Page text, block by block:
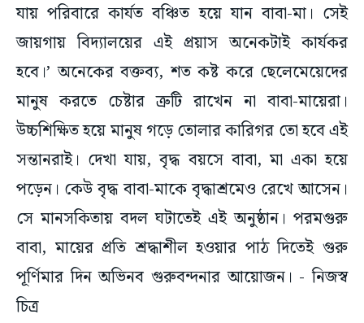
যায় পরিবারে কার্যত বঞ্চিত হয়ে যান বাবা-মা। সেই
জায়গায় বিদ্যালয়ের এই প্রয়াস অনেকটাই কার্যকর
হবে।’ অনেকের বক্তব্য, শত কষ্ট করে ছেলেমেয়েদের
মানুষ করতে চেষ্টার ত্রুটি রাখেন না বাবা-মায়েরা।
উচ্চশিক্ষিত হয়ে মানুষ গড়ে তোলার কারিগর তো হবে এই
সন্তানরাই। দেখা যায়, বৃদ্ধ বয়সে বাবা, মা একা হয়ে
পড়েন। কেউ বৃদ্ধ বাবা-মাকে বৃদ্ধাশ্রমেও রেখে আসেন।
সে মানসকিতায় বদল ঘটাতেই এই অনুষ্ঠান। পরমগুরু
বাবা, মায়ের প্রতি শ্রদ্ধাশীল হওয়ার পাঠ দিতেই গুরু
পূর্ণিমার দিন অভিনব গুরুবন্দনার আয়োজন। - নিজস্ব
চিত্র